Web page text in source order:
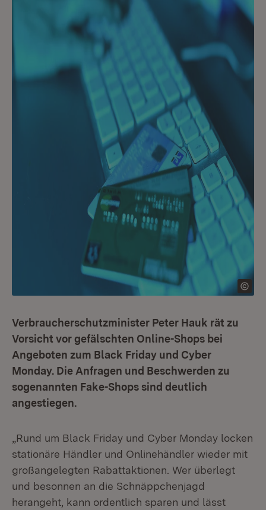
Verbraucherschutzminister Peter Hauk rät zu
Vorsicht vor gefälschten Online-Shops bei
Angeboten zum Black Friday und Cyber
Monday. Die Anfragen und Beschwerden zu
sogenannten Fake-Shops sind deutlich
angestiegen.
„Rund um Black Friday und Cyber Monday locken
stationäre Händler und Onlinehändler wieder mit
großangelegten Rabattaktionen. Wer überlegt
und besonnen an die Schnäppchenjagd
herangeht, kann ordentlich sparen und lässt